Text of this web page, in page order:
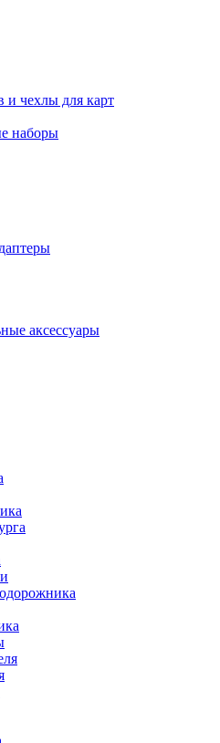
и чехлы для карт
наборы
аксессуары